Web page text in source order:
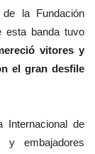
la Fundación
esta banda tuvo
vitores y
el gran desfile
de
y embajadores